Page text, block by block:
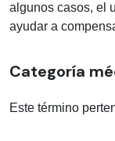
algunos casos, el
ayudar a
Categoría
Este término